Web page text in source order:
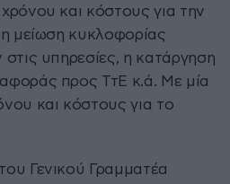
και κόστους για την
μείωση κυκλοφορίας
στις υπηρεσίες, η κατάργηση
προς ΤτΕ κ.ά. Με μία
και κόστους για το
Γενικού Γραμματέα